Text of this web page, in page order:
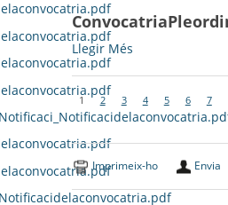
-
Llegir Més
1 2 3 4 5 6 7
Imprimeix-ho Envia